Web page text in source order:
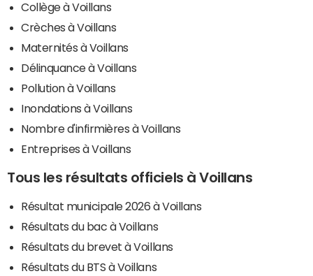
Collège à Voillans
Crèches à Voillans
Maternités à Voillans
Délinquance à Voillans
Pollution à Voillans
Inondations à Voillans
Nombre d'infirmières à Voillans
Entreprises à Voillans
Tous les résultats officiels à Voillans
Résultat municipale 2026 à Voillans
Résultats du bac à Voillans
Résultats du brevet à Voillans
Résultats du BTS à Voillans